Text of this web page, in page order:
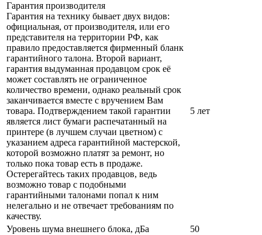
Гарантия производителя
Гарантия на технику бывает двух видов:
официальная, от производителя, или его
представителя на территории РФ, как
правило предоставляется фирменный бланк
гарантийного талона. Второй вариант,
гарантия выдуманная продавцом срок её
может составлять не ограниченное
количество времени, однако реальный срок
заканчивается вместе с вручением Вам
товара. Подтверждением такой гарантии
является лист бумаги распечатанный на
принтере (в лучшем случаи цветном) с
указанием адреса гарантийной мастерской,
которой возможно платят за ремонт, но
только пока товар есть в продаже.
Остерегайтесь таких продавцов, ведь
возможно товар с подобными
гарантийными талонами попал к ним
нелегально и не отвечает требованиям по
качеству.
5 лет
Уровень шума внешнего блока, дБа
50